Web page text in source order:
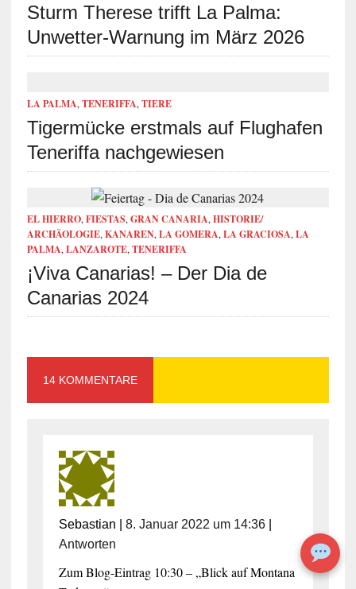
Sturm Therese trifft La Palma:
Unwetter-Warnung im März 2026
LA PALMA, TENERIFFA, TIERE
Tigermücke erstmals auf Flughafen
Teneriffa nachgewiesen
EL HIERRO, FIESTAS, GRAN CANARIA, HISTORIE/
ARCHÄOLOGIE, KANAREN, LA GOMERA, LA GRACIOSA, LA
PALMA, LANZAROTE, TENERIFFA
¡Viva Canarias! – Der Dia de
Canarias 2024
14 KOMMENTARE
Sebastian 8. Januar 2022 um 14:36|
Antworten
Zum Blog-Eintrag 10:30 – „Blick auf Montana